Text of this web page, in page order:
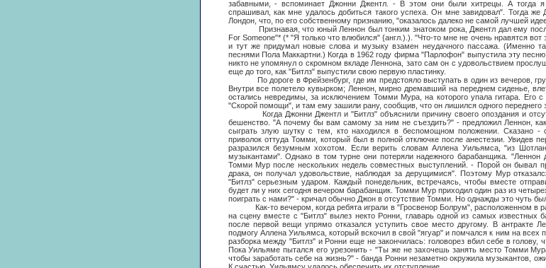
забавными, - вспоминает Джонни Джентл. - В этом они были хитрецы. А тогда
спрашивал, как мне удалось добиться такого успеха. Он мне завидовал". Тогда же
Лондон, что, по его собственному признанию, "оказалось далеко не самой лучшей
Признавая, что юный Леннон был тонким знатоком рока, Джентл дал ему
For Someone"* (* "Я только что влюбился" {англ.).). "Что-то мне не очень нравятся
и тут же придумал новые слова и музыку взамен неудачного пассажа. (Именно
песнями Пола Маккартни.) Когда в 1962 году фирма "Парлофон" выпустила эту
никто не упомянул о скромном вкладе Леннона, зато сам он с удовольствием
еще до того, как "Битлз" выпустили свою первую пластинку.
По дороге в Фрейзенбург, где им предстояло выступать в один из вечеров,
Внутри все полетело кувырком; Леннон, мирно дремавший на переднем сиденье,
остались невредимы, за исключением Томми Мура, на которого упала гитара. Его
"Скорой помощи", и там ему зашили рану, сообщив, что он лишился одного переднего
Когда Джонни Джентл и "Битлз" объяснили причину своего опоздания и
бешенство. "А почему бы вам самому за ним не съездить?" - предложил Леннон,
сыграть злую шутку с тем, кто находился в беспомощном положении. Сказано -
приволок оттуда Томми, который был в полной отключке после анестезии. Увидев
разразился безумным хохотом. Если верить словам Аллена Уильямса, "из
музыкантами". Однако в том турне они потеряли надежного барабанщика. "Леннон
Томми Мур после нескольких недель совместных выступлений. - Порой он бывал
драка, он получал удовольствие, наблюдая за дерущимися". Поэтому Мур
"Битлз" серьезным ударом. Каждый понедельник, встречаясь, чтобы вместе
будет ли у них сегодня вечером барабанщик. Томми Мур приходил один раз из
поиграть с нами?" - кричал обычно Джон в отсутствие Томми. Но однажды это чуть
Как-то вечером, когда ребята играли в "Гросвенор Болрум", расположенном в
на сцену вместе с "Битлз" вылез некто Ронни, главарь одной из самых известных
после первой вещи упрямо отказался уступить свое место другому. В антракте
подмогу Аллена Уильямса, который вскочил в свой "ягуар" и помчался к ним на всех
разборка между "Битлз" и Ронни еще не закончилась: головорез вбил себе в голову,
Пока Уильяме пытался его урезонить - "Ты же не захочешь занять место Томми
чтобы заработать себе на жизнь?" - банда Ронни незаметно окружила музыкантов,